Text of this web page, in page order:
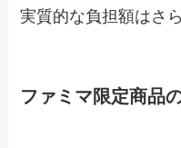
実質的な負担額はさ
ファミマ限定商品